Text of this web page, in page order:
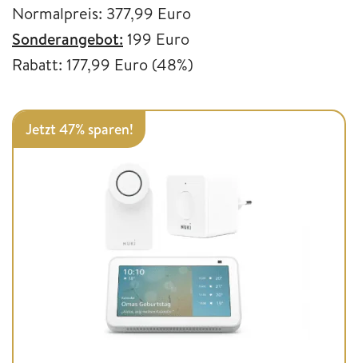
Normalpreis: 377,99 Euro
Sonderangebot: 199 Euro
Rabatt: 177,99 Euro (48%)
Jetzt 47% sparen!